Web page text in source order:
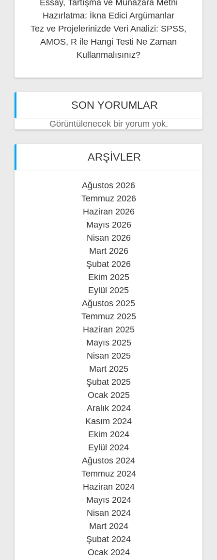
Essay, Tartışma ve Münazara Metni
Hazırlatma: İkna Edici Argümanlar
Tez ve Projelerinizde Veri Analizi: SPSS,
AMOS, R ile Hangi Testi Ne Zaman
Kullanmalısınız?
SON YORUMLAR
Görüntülenecek bir yorum yok.
ARŞIVLER
Ağustos 2026
Temmuz 2026
Haziran 2026
Mayıs 2026
Nisan 2026
Mart 2026
Şubat 2026
Ekim 2025
Eylül 2025
Ağustos 2025
Temmuz 2025
Haziran 2025
Mayıs 2025
Nisan 2025
Mart 2025
Şubat 2025
Ocak 2025
Aralık 2024
Kasım 2024
Ekim 2024
Eylül 2024
Ağustos 2024
Temmuz 2024
Haziran 2024
Mayıs 2024
Nisan 2024
Mart 2024
Şubat 2024
Ocak 2024